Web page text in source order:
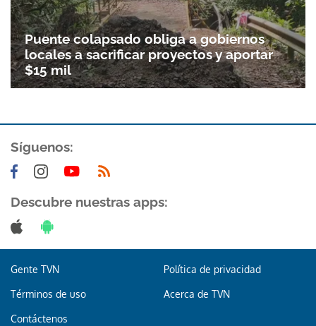
Gracias por suscribirte a nuestro boletín.
Puente colapsado obliga a gobiernos
locales a sacrificar proyectos y aportar
$15 mil
Síguenos:
Descubre nuestras apps:
Gente TVN Política de privacidad
Términos de uso Acerca de TVN
Contáctenos